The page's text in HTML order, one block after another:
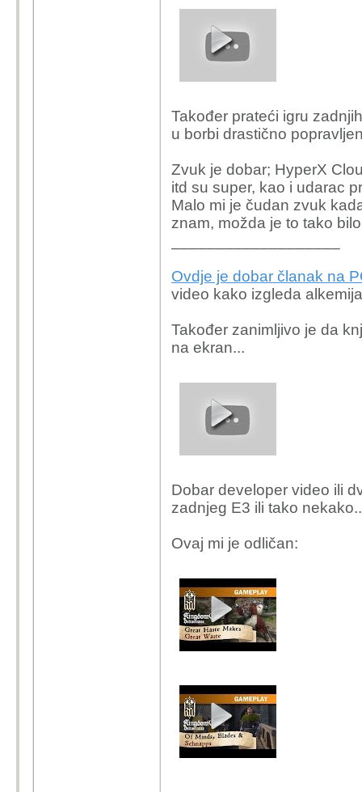
Također prateći igru
u borbi drastično
Zvuk je dobar; HyperX
itd su super, kao i udarac
Malo mi je čudan zvuk
znam, možda je to tako
Ovdje je dobar članak na
video kako izgleda
Također zanimljivo je da
na ekran...
Dobar developer video ili
zadnjeg E3 ili tako
Ovaj mi je odličan: